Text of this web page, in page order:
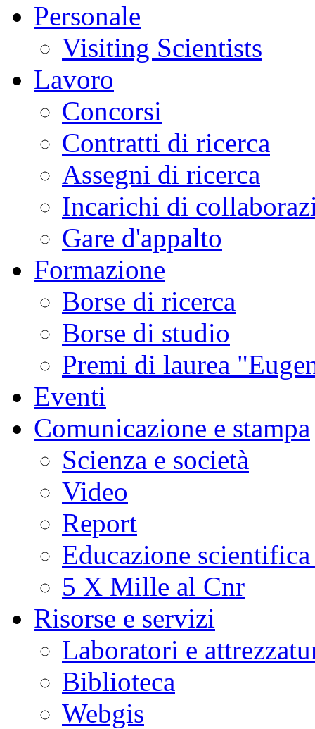
Personale
Visiting Scientists
Lavoro
Concorsi
Contratti di ricerca
Assegni di ricerca
Incarichi di
Gare d'appalto
Formazione
Borse di ricerca
Borse di studio
Premi di laurea
Eventi
Comunicazione e stampa
Scienza e società
Video
Report
Educazione
5 X Mille al Cnr
Risorse e servizi
Laboratori e
Biblioteca
Webgis